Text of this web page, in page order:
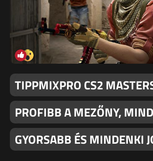
TIPPMIXPRO CS2
PROFIBB A MEZŐNY,
GYORSABB ÉS MINDENKI